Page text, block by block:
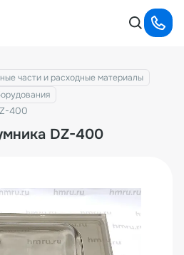
части и расходные материалы
400
DZ-400